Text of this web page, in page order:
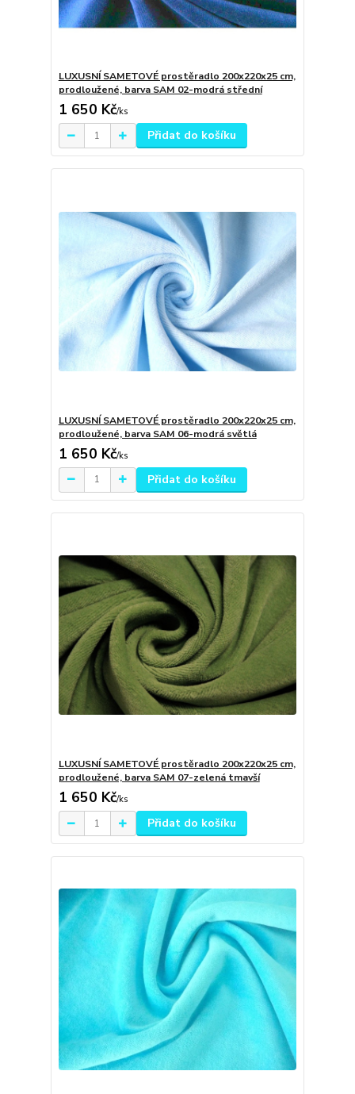
LUXUSNÍ SAMETOVÉ prostěradlo 200x220x25 cm,
prodloužené, barva SAM 02-modrá střední
1 650 Kč/ks
Přidat do košíku
LUXUSNÍ SAMETOVÉ prostěradlo 200x220x25 cm,
prodloužené, barva SAM 06-modrá světlá
1 650 Kč/ks
Přidat do košíku
LUXUSNÍ SAMETOVÉ prostěradlo 200x220x25 cm,
prodloužené, barva SAM 07-zelená tmavší
1 650 Kč/ks
Přidat do košíku